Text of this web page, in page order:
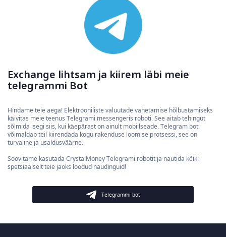
Exchange lihtsam ja kiirem läbi meie
telegrammi Bot
Hindame teie aega! Elektrooniliste valuutade vahetamise hõlbustamiseks
käivitas meie teenus Telegrami messengeris roboti. See aitab tehingut
sõlmida isegi siis, kui käepärast on ainult mobiilseade. Telegram bot
võimaldab teil kiirendada kogu rakenduse loomise protsessi, see on
turvaline ja usaldusväärne.
Soovitame kasutada CrystalMoney Telegrami robotit ja nautida kõiki
spetsiaalselt teie jaoks loodud naudinguid!
Telegrammi bot